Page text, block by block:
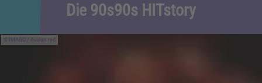
Die 90s90s HITstory
IMAGO / Avalon.red